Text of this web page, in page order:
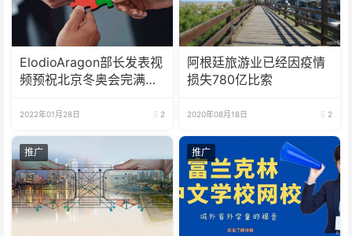
ElodioAragon部长发表视
频预祝北京冬奥会完满成
2022年01月28日 2
阿根廷旅游业已经因疫情
损失780亿比索
2020年08月18日 2
推广 推广